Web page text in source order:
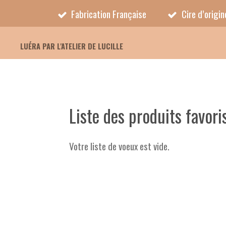
au
contenu
Fabrication Française Cire
LUÉRA PAR L'ATELIER DE LUCILLE
Liste des produits
Votre liste de voeux est vide.